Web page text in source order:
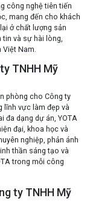
công nghệ tiên tiến
mang đến cho khách
ở chất lượng sản
và sự hài lòng,
Nam.
TNHH Mỹ
phòng cho Công ty
lĩnh vực làm đẹp và
đa dạng dự án, YOTA
đại, khoa học và
nghiệp, phản ánh
thần sáng tạo và
trong mỗi công
ty TNHH Mỹ